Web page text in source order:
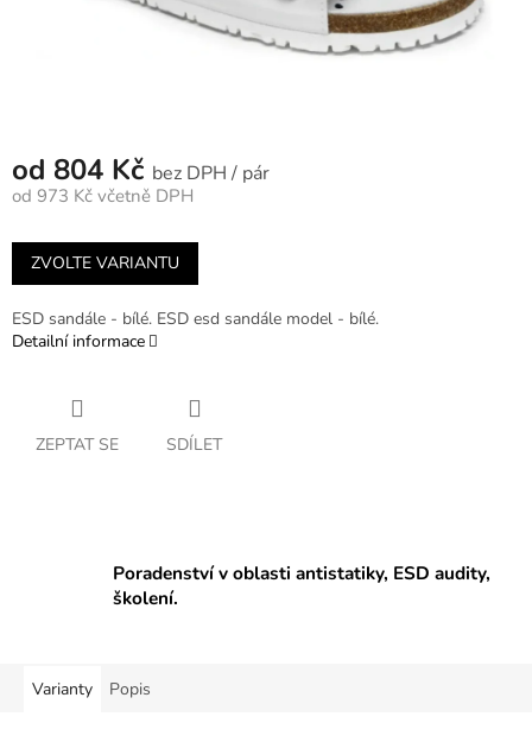
od 804 Kč / pár
od 973 Kč včetně DPH
cena:ZVOLTE VARIANTU
ESD sandále - bílé. ESD esd sandále model - bílé.
Detailní informace
ZEPTAT SE SDÍLET
Poradenství v oblasti antistatiky, ESD audity,
školení.
Varianty Popis